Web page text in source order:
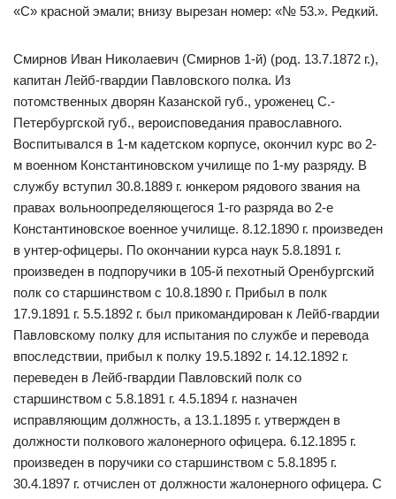
«С» красной эмали; внизу вырезан номер: «№ 53.». Редкий.
Смирнов Иван Николаевич (Смирнов 1-й) (род. 13.7.1872 г.),
капитан Лейб-гвардии Павловского полка. Из
потомственных дворян Казанской губ., уроженец С.-
Петербургской губ., вероисповедания православного.
Воспитывался в 1-м кадетском корпусе, окончил курс во 2-
м военном Константиновском училище по 1-му разряду. В
службу вступил 30.8.1889 г. юнкером рядового звания на
правах вольноопределяющегося 1-го разряда во 2-е
Константиновское военное училище. 8.12.1890 г. произведен
в унтер-офицеры. По окончании курса наук 5.8.1891 г.
произведен в подпоручики в 105-й пехотный Оренбургский
полк со старшинством с 10.8.1890 г. Прибыл в полк
17.9.1891 г. 5.5.1892 г. был прикомандирован к Лейб-гвардии
Павловскому полку для испытания по службе и перевода
впоследствии, прибыл к полку 19.5.1892 г. 14.12.1892 г.
переведен в Лейб-гвардии Павловский полк со
старшинством с 5.8.1891 г. 4.5.1894 г. назначен
исправляющим должность, а 13.1.1895 г. утвержден в
должности полкового жалонерного офицера. 6.12.1895 г.
произведен в поручики со старшинством с 5.8.1895 г.
30.4.1897 г. отчислен от должности жалонерного офицера. С